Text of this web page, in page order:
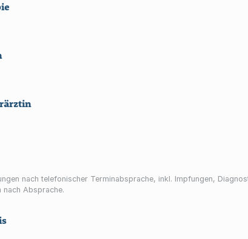
nach telefonischer Terminabsprache, inkl. Impfungen,
nach Absprache.